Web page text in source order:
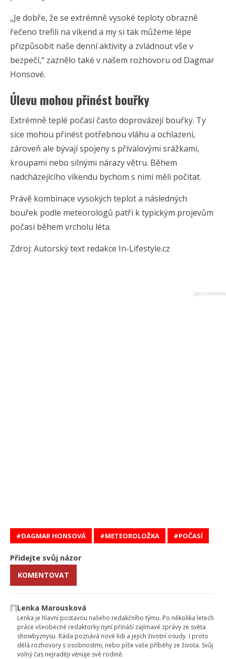
„Je dobře, že se extrémně vysoké teploty obrazně
řečeno trefili na víkend a my si tak můžeme lépe
přizpůsobit naše denní aktivity a zvládnout vše v
bezpečí,“ zaznělo také v našem rozhovoru od Dagmar
Honsové.
Úlevu mohou přinést bouřky
Extrémně teplé počasí často doprovázejí bouřky. Ty
sice mohou přinést potřebnou vláhu a ochlazení,
zároveň ale bývají spojeny s přívalovými srážkami,
kroupami nebo silnými nárazy větru. Během
nadcházejícího víkendu bychom s nimi měli počítat.
Právě kombinace vysokých teplot a následných
bouřek podle meteorologů patří k typickým projevům
počasí během vrcholu léta.
Zdroj: Autorský text redakce In-Lifestyle.cz
DAGMAR HONSOVÁ METEOROLOŽKA POČASÍ
Přidejte svůj názor
KOMENTOVAT
Lenka Marousková
Lenka je hlavní postavou našeho redakčního týmu. Po několika letech
práce všeobecné redaktorky nyní přináší zajímavé zprávy ze světa
showbyznysu. Ráda poznává nové lidi a jejich životní osudy. I proto
dělá rozhovory s osobnostmi, nebo píše vaše příběhy ze života. Svůj
volný čas nejraději věnuje své rodině.